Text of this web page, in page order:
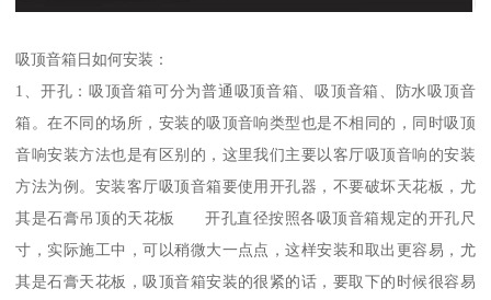
吸顶音箱日如何安装：
1、开孔：吸顶音箱可分为普通吸顶音箱、吸顶音箱、防水吸顶音
箱。在不同的场所，安装的吸顶音响类型也是不相同的，同时吸顶
音响安装方法也是有区别的，这里我们主要以客厅吸顶音响的安装
方法为例。安装客厅吸顶音箱要使用开孔器，不要破坏天花板，尤
其是石膏吊顶的天花板 开孔直径按照各吸顶音箱规定的开孔尺
寸，实际施工中，可以稍微大一点点，这样安装和取出更容易，尤
其是石膏天花板，吸顶音箱安装的很紧的话，要取下的时候很容易